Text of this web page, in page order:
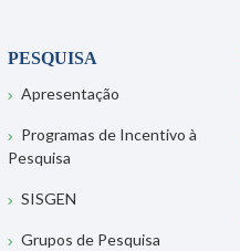
PESQUISA
Apresentação
Programas de Incentivo à
Pesquisa
SISGEN
Grupos de Pesquisa